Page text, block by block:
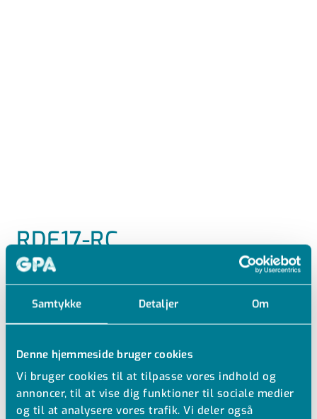
Samtykke Detaljer Om
Denne hjemmeside bruger cookies
Vi bruger cookies til at tilpasse vores indhold og
annoncer, til at vise dig funktioner til sociale medier
og til at analysere vores trafik. Vi deler også
RDE17-RC
PE100-RC REDUCERING SDR17 PN10
PE100-RC Reduktion koncentrisk
Korte ender
SDR17
Hvis artikelnummeret indeholder RC, så er materialet
PE100-RC